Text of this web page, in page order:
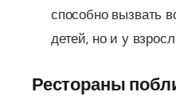
способно вызвать
детей, но и у
Рестораны